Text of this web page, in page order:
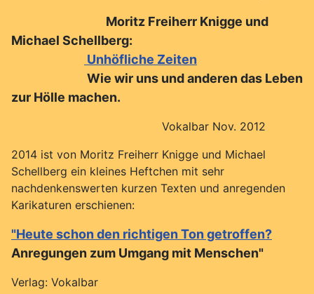
Moritz Freiherr Knigge und
Michael Schellberg:
Unhöfliche Zeiten
Wie wir uns und anderen das Leben
zur Hölle machen.
Vokalbar Nov. 2012
2014 ist von Moritz Freiherr Knigge und Michael
Schellberg ein kleines Heftchen mit sehr
nachdenkenswerten kurzen Texten und anregenden
Karikaturen erschienen:
"Heute schon den richtigen Ton getroffen?
Anregungen zum Umgang mit Menschen"
Verlag: Vokalbar